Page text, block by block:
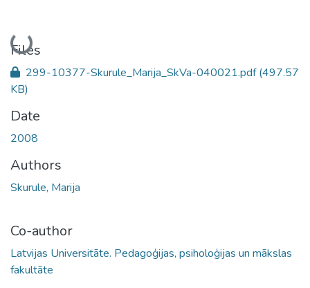
Loading...
Files
299-10377-Skurule_Marija_SkVa-040021.pdf(497.57
KB)
Date
2008
Authors
Skurule, Marija
Co-author
Latvijas Universitāte. Pedagoģijas, psiholoģijas un mākslas
fakultāte